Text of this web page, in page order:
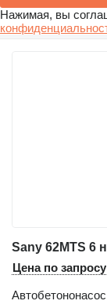
Нажимая, вы
Sany 62MTS 6
Цена по запросу
Автобетононасос